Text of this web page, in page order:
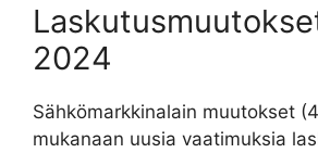
2024
Sähkömarkkinalain muutokset
mukanaan uusia vaatimuksia